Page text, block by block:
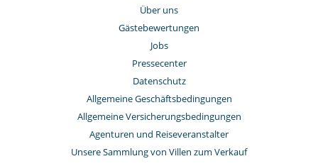
Über uns
Gästebewertungen
Jobs
Pressecenter
Datenschutz
Allgemeine Geschäftsbedingungen
Allgemeine Versicherungsbedingungen
Agenturen und Reiseveranstalter
Unsere Sammlung von Villen zum Verkauf